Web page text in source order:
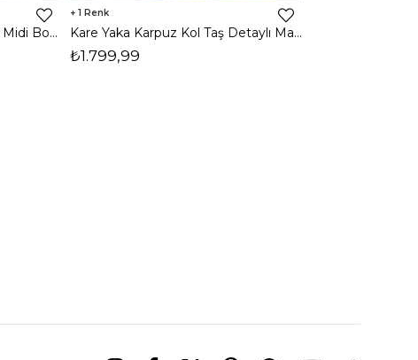
Halter Yaka Önden Yırtmaçlı Midi Boy Kahverengi Hasre Kadın Elbise 26Y502
1
Kare Yaka Karpuz Kol Taş Detaylı Maxi Yağ Yeşili Civo Kadın Elbise 206Y501
₺1.799,99